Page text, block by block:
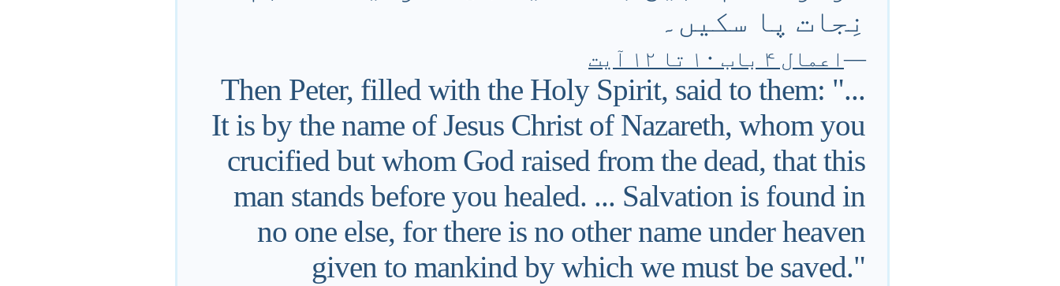
نِجات پا سکیں۔
—اعمال ۴ باب ۱۰ تا ۱۲ آیت
Then Peter, filled with the Holy Spirit, said to them: "...
It is by the name of Jesus Christ of Nazareth, whom you
crucified but whom God raised from the dead, that this
man stands before you healed. ... Salvation is found in
no one else, for there is no other name under heaven
given to mankind by which we must be saved."